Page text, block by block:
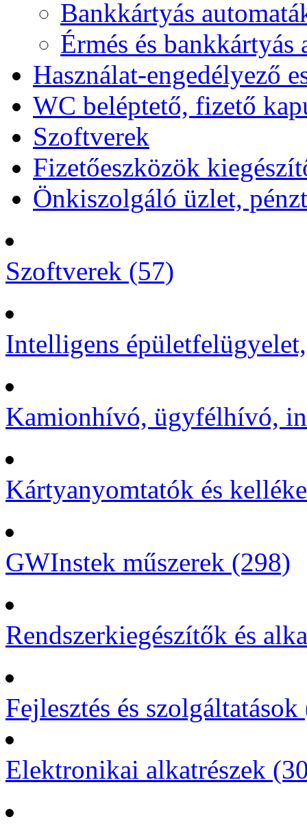
Bankkártyás
Érmés és bankkártyás
Használat-engedélyező
WC beléptető, fizető
Szoftverek
Fizetőeszközök
Önkiszolgáló üzlet,
Szoftverek (57)
Intelligens
Kamionhívó, ügyfélhívó,
Kártyanyomtatók és
GWInstek műszerek (298)
Rendszerkiegészítők és
Fejlesztés és
Elektronikai alkatrészek